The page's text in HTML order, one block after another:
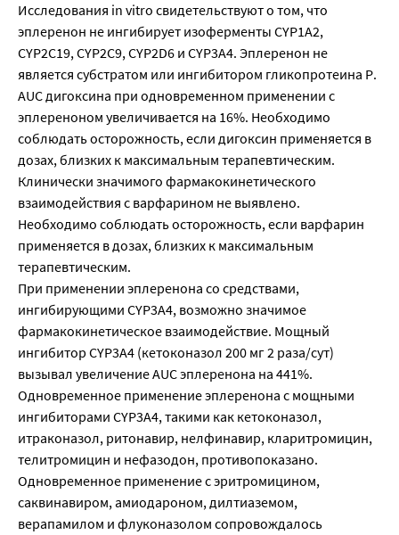
Исследования in vitro свидетельствуют о том, что
эплеренон не ингибирует изоферменты CYP1А2,
CYP2C19, CYP2C9, CYP2D6 и CYP3A4. Эплеренон не
является субстратом или ингибитором гликопротеина Р.
AUC дигоксина при одновременном применении с
эплереноном увеличивается на 16%. Необходимо
соблюдать осторожность, если дигоксин применяется в
дозах, близких к максимальным терапевтическим.
Клинически значимого фармакокинетического
взаимодействия с варфарином не выявлено.
Необходимо соблюдать осторожность, если варфарин
применяется в дозах, близких к максимальным
терапевтическим.
При применении эплеренона со средствами,
ингибирующими CYP3A4, возможно значимое
фармакокинетическое взаимодействие. Мощный
ингибитор CYP3A4 (кетоконазол 200 мг 2 раза/сут)
вызывал увеличение AUC эплеренона на 441%.
Одновременное применение эплеренона с мощными
ингибиторами CYP3A4, такими как кетоконазол,
итраконазол, ритонавир, нелфинавир, кларитромицин,
телитромицин и нефазодон, противопоказано.
Одновременное применение с эритромицином,
саквинавиром, амиодароном, дилтиаземом,
верапамилом и флуконазолом сопровождалось